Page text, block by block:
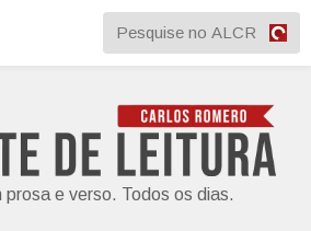
prosa e verso. Todos os dias.